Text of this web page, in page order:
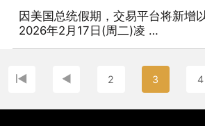
因美国总统假期，交易平台将新增
2026年2月17日(周二)凌 …
2 3 4